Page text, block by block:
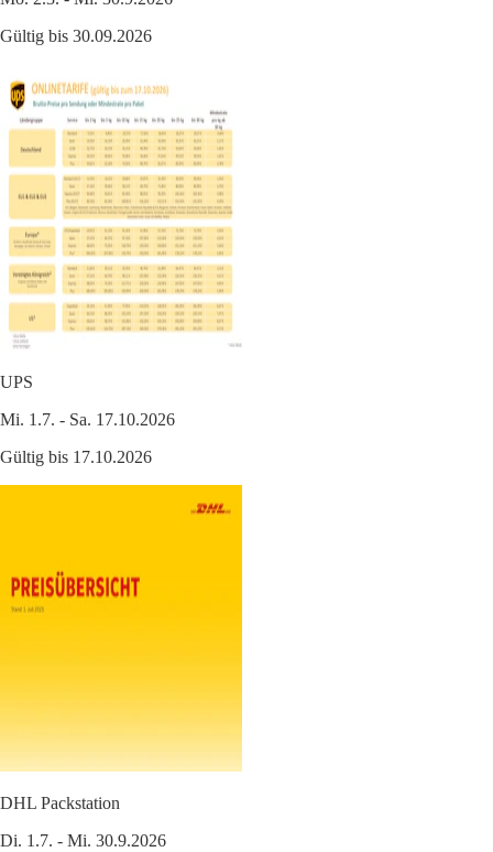
Gültig bis 30.09.2026
UPS
Mi. 1.7. - Sa. 17.10.2026
Gültig bis 17.10.2026
DHL Packstation
Di. 1.7. - Mi. 30.9.2026